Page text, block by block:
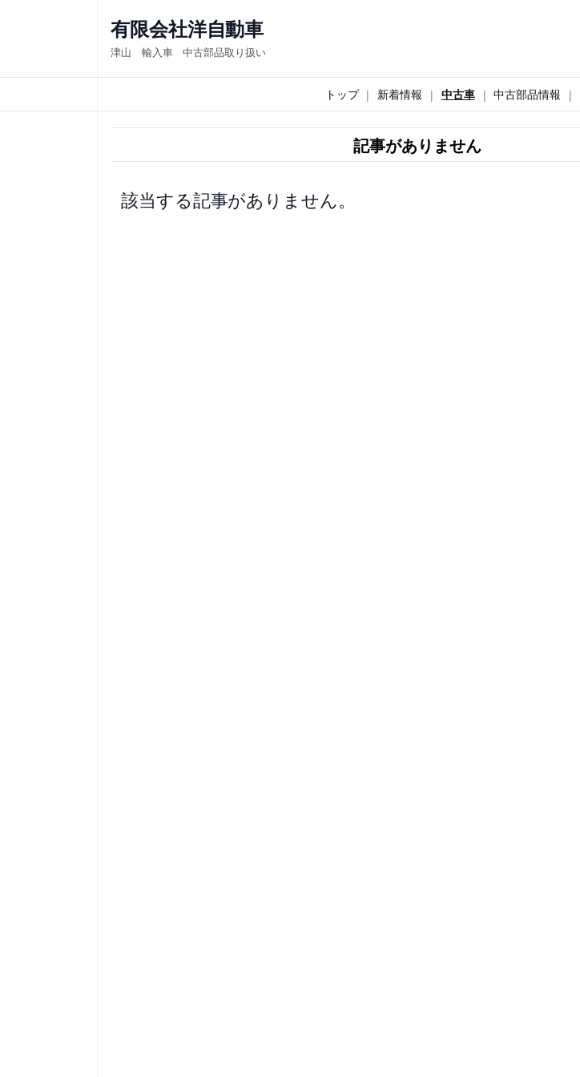
ス
キ
有限会社洋自動車
津山 輸入車 中古部品取り扱い
トップ 新着情報 中古車 中古部品情報
記事がありません
該当する記事がありません。